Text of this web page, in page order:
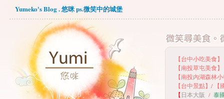
Yumeko's Blog . 悠咪 ps.微笑中的城堡
【台中小吃美食】
【南投草屯美食】
【南投內湖森林
【台中景點】 /
【日本大阪 / 泰